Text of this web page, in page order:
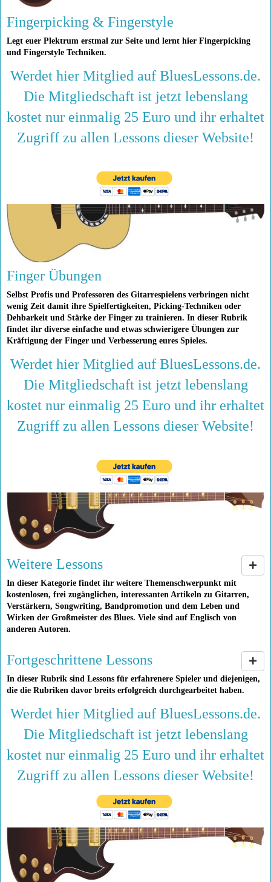
Fingerpicking & Fingerstyle
Legt euer Plektrum erstmal zur Seite und lernt hier Fingerpicking
und Fingerstyle Techniken.
Werdet hier Mitglied auf BluesLessons.de.
Die Mitgliedschaft ist jetzt lebenslang
kostet nur einmalig 25 Euro und ihr erhaltet
Zugriff zu allen Lessons dieser Website!
Finger Übungen
Selbst Profis und Professoren des Gitarrespielens verbringen nicht
wenig Zeit damit ihre Spielfertigkeiten, Picking-Techniken oder
Dehbarkeit und Stärke der Finger zu trainieren. In dieser Rubrik
findet ihr diverse einfache und etwas schwierigere Übungen zur
Kräftigung der Finger und Verbesserung eures Spieles.
Werdet hier Mitglied auf BluesLessons.de.
Die Mitgliedschaft ist jetzt lebenslang
kostet nur einmalig 25 Euro und ihr erhaltet
Zugriff zu allen Lessons dieser Website!
Weitere Lessons
In dieser Kategorie findet ihr weitere Themenschwerpunkt mit
kostenlosen, frei zugänglichen, interessanten Artikeln zu Gitarren,
Verstärkern, Songwriting, Bandpromotion und dem Leben und
Wirken der Großmeister des Blues. Viele sind auf Englisch von
anderen Autoren.
Fortgeschrittene Lessons
In dieser Rubrik sind Lessons für erfahrenere Spieler und diejenigen,
die die Rubriken davor breits erfolgreich durchgearbeitet haben.
Werdet hier Mitglied auf BluesLessons.de.
Die Mitgliedschaft ist jetzt lebenslang
kostet nur einmalig 25 Euro und ihr erhaltet
Zugriff zu allen Lessons dieser Website!